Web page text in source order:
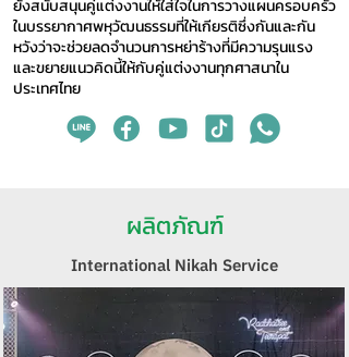
ยังสนับสนุนคู่แต่งงานให้ใส่ใจในการวางแผนครอบครัว
ในบรรยากาศพหุวัฒนธรรมที่ให้เกียรติซึ่งกันและกัน
หวังว่าจะช่วยลดจำนวนการหย่าร้างที่มีความรุนแรง
และขยายแนวคิดนี้ให้กับคู่แต่งงานทุกศาสนาใน
ประเทศไทย
ผลิตภัณฑ์
International Nikah Service